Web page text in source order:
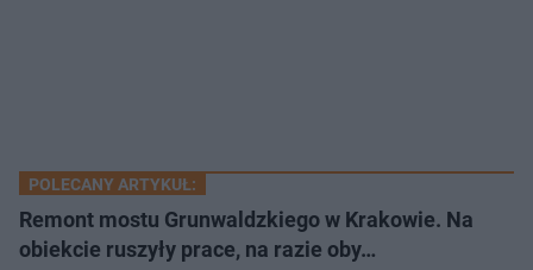
POLECANY ARTYKUŁ:
Remont mostu Grunwaldzkiego w Krakowie. Na
obiekcie ruszyły prace, na razie oby…